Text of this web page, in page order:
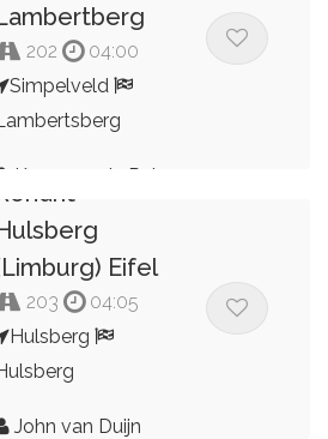
202
04:00
Simpelveld
Kees van de Pol
Eifel
203
04:05
Hulsberg
John van Duijn